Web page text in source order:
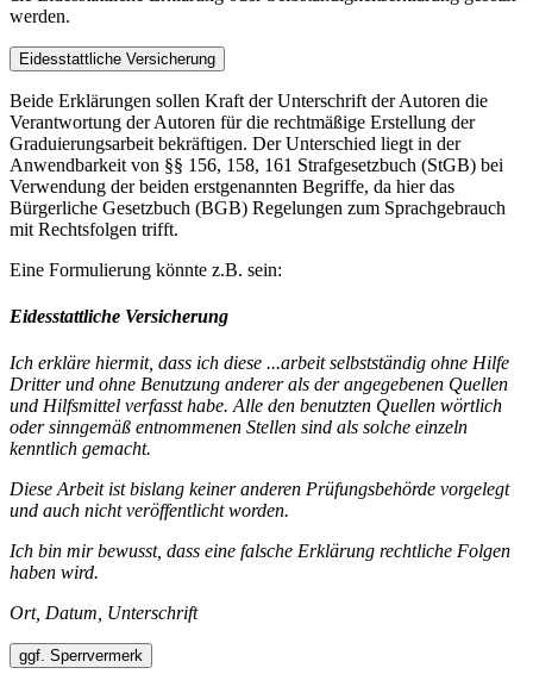
werden.
Eidesstattliche Versicherung
Beide Erklärungen sollen Kraft der Unterschrift der Autoren die
Verantwortung der Autoren für die rechtmäßige Erstellung der
Graduierungsarbeit bekräftigen. Der Unterschied liegt in der
Anwendbarkeit von §§ 156, 158, 161 Strafgesetzbuch (StGB) bei
Verwendung der beiden erstgenannten Begriffe, da hier das
Bürgerliche Gesetzbuch (BGB) Regelungen zum Sprachgebrauch
mit Rechtsfolgen trifft.
Eine Formulierung könnte z.B. sein:
Eidesstattliche Versicherung
Ich erkläre hiermit, dass ich diese ...arbeit selbstständig ohne Hilfe
Dritter und ohne Benutzung anderer als der angegebenen Quellen
und Hilfsmittel verfasst habe. Alle den benutzten Quellen wörtlich
oder sinngemäß entnommenen Stellen sind als solche einzeln
kenntlich gemacht.
Diese Arbeit ist bislang keiner anderen Prüfungsbehörde vorgelegt
und auch nicht veröffentlicht worden.
Ich bin mir bewusst, dass eine falsche Erklärung rechtliche Folgen
haben wird.
Ort, Datum, Unterschrift
ggf. Sperrvermerk